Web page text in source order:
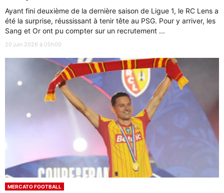
Ayant fini deuxième de la dernière saison de Ligue 1, le RC Lens a
été la surprise, réussissant à tenir tête au PSG. Pour y arriver, les
Sang et Or ont pu compter sur un recrutement ...
20 juin 2026 à 05h00
MERCATO FOOTBALL